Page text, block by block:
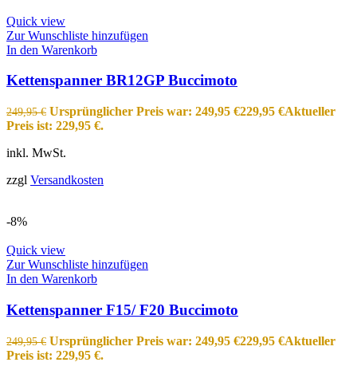
Quick view
Zur Wunschliste hinzufügen
In den Warenkorb
Kettenspanner BR12GP Buccimoto
249,95€ Ursprünglicher Preis war: 249,95 €229,95 €Aktueller
Preis ist: 229,95 €.
inkl. MwSt.
zzgl Versandkosten
-8%
Quick view
Zur Wunschliste hinzufügen
In den Warenkorb
Kettenspanner F15/ F20 Buccimoto
249,95€ Ursprünglicher Preis war: 249,95 €229,95 €Aktueller
Preis ist: 229,95 €.